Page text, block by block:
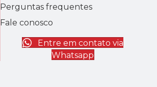
Perguntas frequentes
Fale conosco
Entre em contato via
Whatsapp